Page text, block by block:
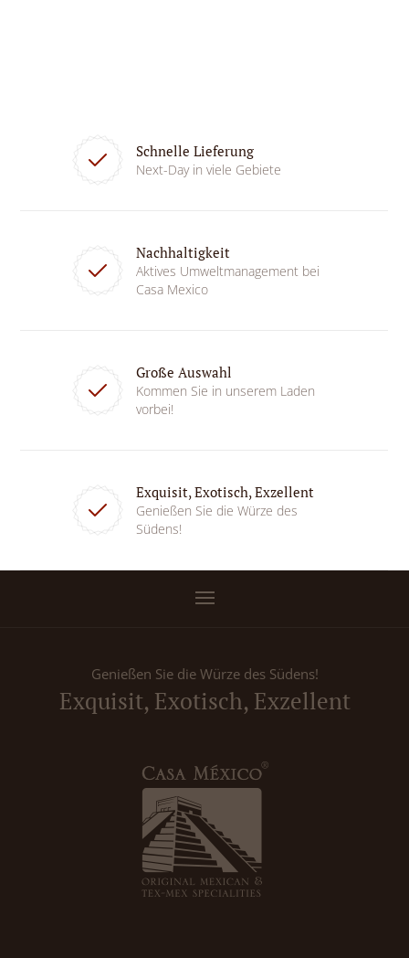
Schnelle Lieferung
Next-Day in viele Gebiete
Nachhaltigkeit
Aktives Umweltmanagement bei
Casa Mexico
Große Auswahl
Kommen Sie in unserem Laden
vorbei!
Exquisit, Exotisch, Exzellent
Genießen Sie die Würze des
Südens!
Genießen Sie die Würze des Südens!
Exquisit, Exotisch, Exzellent